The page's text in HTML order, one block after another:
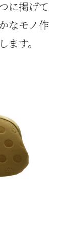
に掲げて
なモノ作
す。